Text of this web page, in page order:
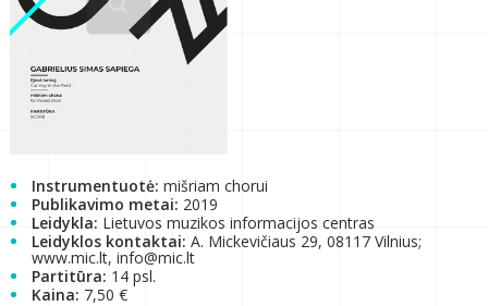
Instrumentuotė: mišriam chorui
Publikavimo metai: 2019
Leidykla: Lietuvos muzikos informacijos centras
Leidyklos kontaktai: A. Mickevičiaus 29, 08117 Vilnius;
www.mic.lt, info@mic.lt
Partitūra: 14 psl.
Kaina: 7,50 €